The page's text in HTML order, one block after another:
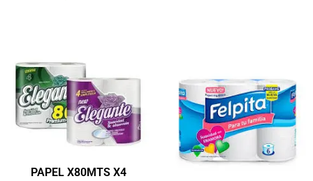
PAPEL X80MTS X4